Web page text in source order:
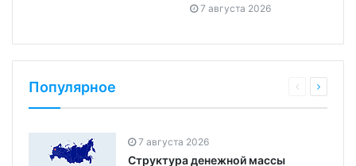
7 августа 2026
Популярное
7 августа 2026
Структура денежной массы